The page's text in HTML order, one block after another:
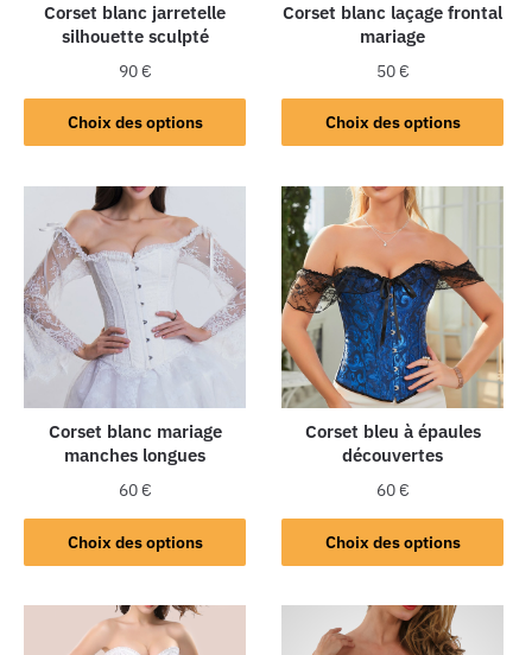
Corset blanc jarretelle
silhouette sculpté
90€
Choix des options
Corset blanc laçage frontal
mariage
50€
Choix des options
Corset blanc mariage
manches longues
60€
Choix des options
Corset bleu à épaules
découvertes
60€
Choix des options